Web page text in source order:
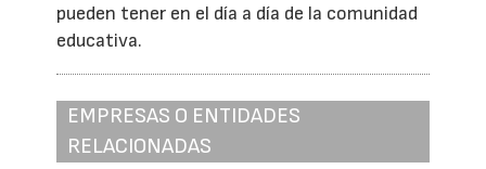
pueden tener en el día a día de la comunidad
educativa.
EMPRESAS O ENTIDADES
RELACIONADAS